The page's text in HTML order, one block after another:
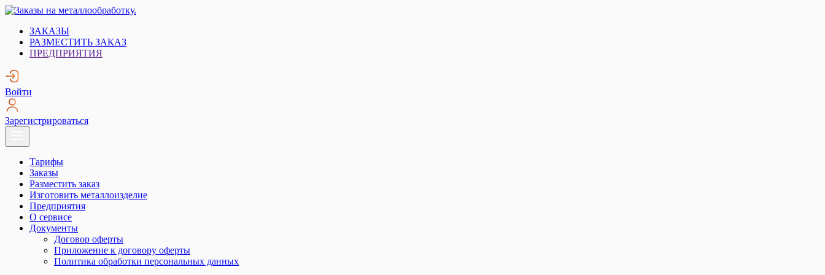
Skip
content
Заказы на металлообработку.
Металлообработка. Открытые заказы на металлообработку.
ЗАКАЗЫ
РАЗМЕСТИТЬ ЗАКАЗ
ПРЕДПРИЯТИЯ
Войти
Зарегистрироваться
Тарифы
Заказы
Разместить заказ
Изготовить металлоизделие
Предприятия
О сервисе
Документы
Договор оферты
Приложение к договору оферты
Политика обработки персональных данных